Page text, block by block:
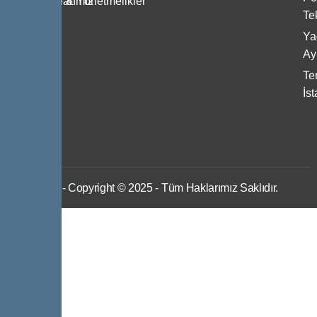
- Copyright © 2025 - Tüm Haklarımız Saklıdır.